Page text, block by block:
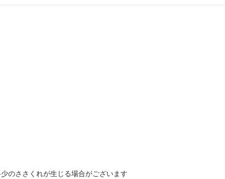
のささくれが生じる場合がございます